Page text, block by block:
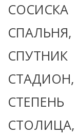
СОСИСКА
СПУТНИК
СТЕПЕНЬ